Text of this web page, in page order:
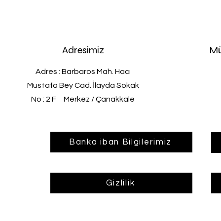
Adresimiz
Adres : Barbaros Mah. Hacı
Mustafa Bey Cad. İlayda Sokak
No : 2 F Merkez / Çanakkale
Banka iban Bilgilerimiz
Gizlilik